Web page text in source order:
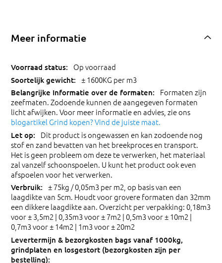
Meer informatie
Op voorraad
± 1600KG per m3
Formaten zijn
zeefmaten. Zodoende kunnen de aangegeven formaten
licht afwijken. Voor meer informatie en advies, zie ons
blogartikel Grind kopen? Vind de juiste maat.
Dit product is ongewassen en kan zodoende nog
stof en zand bevatten van het breekproces en transport.
Het is geen probleem om deze te verwerken, het materiaal
zal vanzelf schoonspoelen. U kunt het product ook even
afspoelen voor het verwerken.
± 75kg / 0,05m3 per m2, op basis van een
laagdikte van 5cm. Houdt voor grovere formaten dan 32mm
een dikkere laagdikte aan. Overzicht per verpakking: 0,18m3
voor ± 3,5m2 | 0,35m3 voor ± 7m2 | 0,5m3 voor ± 10m2 |
0,7m3 voor ± 14m2 | 1m3 voor ± 20m2